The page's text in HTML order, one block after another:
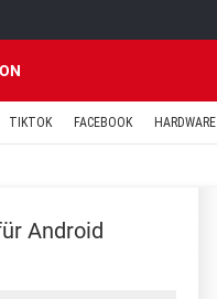
TIKTOK FACEBOOK HARDWARE
Android